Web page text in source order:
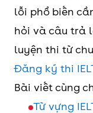
lỗi phổ biến
hỏi và câu trả
luyện thi từ
Đăng ký thi
Bài viết cùng
Từ vựng